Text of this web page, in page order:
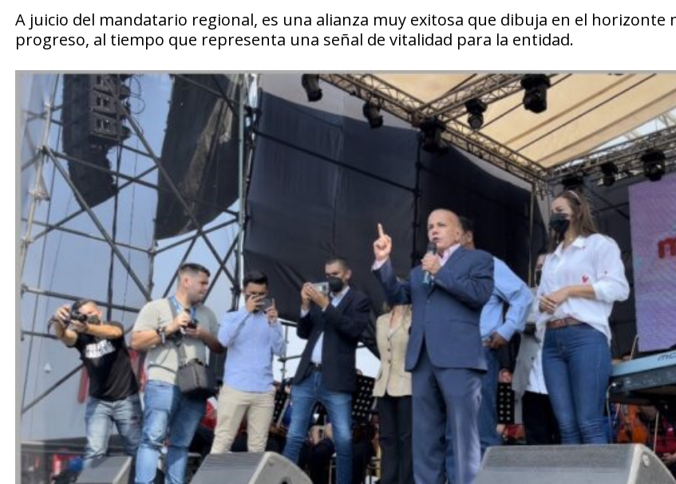
A juicio del mandatario regional, es una alianza muy exitosa que dibuja en el horizonte
progreso, al tiempo que representa una señal de vitalidad para la entidad.